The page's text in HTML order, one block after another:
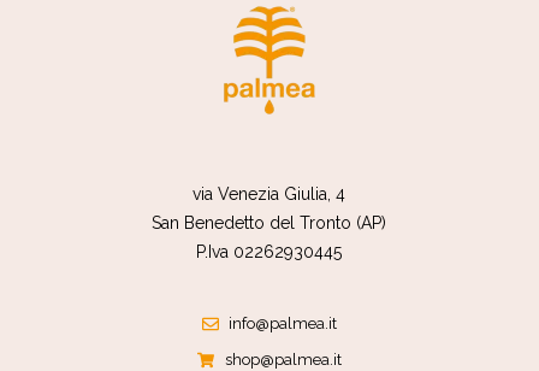
via Venezia Giulia, 4
San Benedetto del Tronto (AP)
P.Iva 02262930445
info@palmea.it
shop@palmea.it